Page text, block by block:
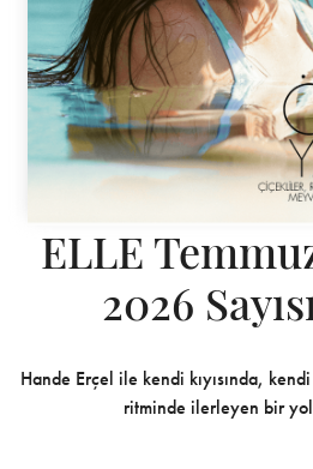
ELLE
2026
Hande Erçel ile kendi kıyısında,
ritminde ilerleyen bir